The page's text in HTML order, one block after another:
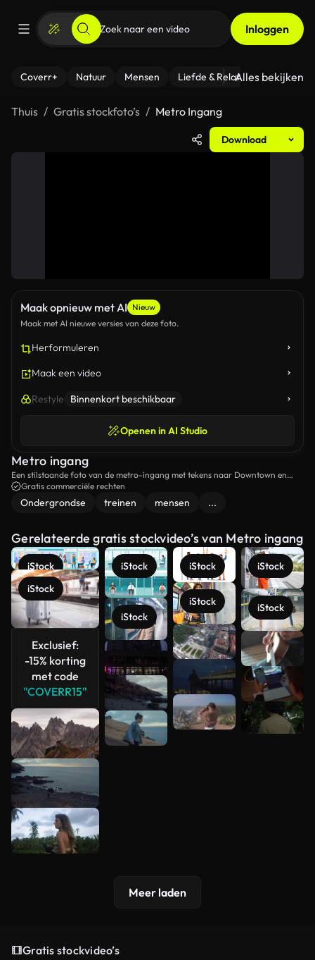
Inloggen
Coverr+ Natuur Mensen Liefde & Relaties - Fitness
Alles bekijken
Thuis Gratis stockfoto’s Metro Ingang
Download
Maak opnieuw met AI Nieuw
Maak met AI nieuwe versies van deze foto.
Herformuleren
Maak een video
Restyle Binnenkort beschikbaar
Openen in AI Studio
Metro ingang
Een stilstaande foto van de metro-ingang met tekens naar Downtown en
Brooklyn aan de linkerkant en Uptown / Bronx aan de rechterkant.
Gratis commerciële rechten
Ondergrondse treinen mensen ...
Gerelateerde gratis stockvideo’s van Metro ingang
iStock
iStock
Exclusief:
-15% korting
met code
"COVERR15"
iStock
iStock
iStock
iStock
iStock
iStock
Meer
bekijken
Meer laden
Gratis stockvideo’s